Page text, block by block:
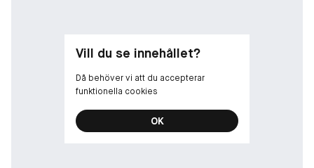
Vill du se innehållet?
Då behöver vi att du accepterar
funktionella cookies
OK